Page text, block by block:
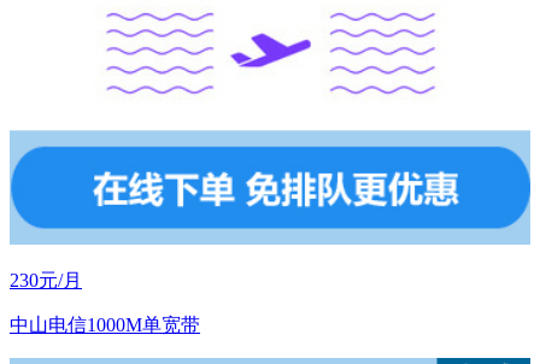
230元/月
中山电信1000M单宽带